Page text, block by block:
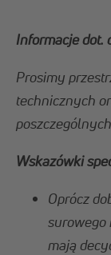
Informacje dot.
Prosimy
technicznych
Wskazówki
Oprócz
surowego
mają